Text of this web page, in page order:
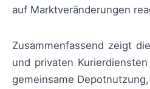
auf Marktveränderungen
Zusammenfassend zeigt
und privaten
gemeinsame